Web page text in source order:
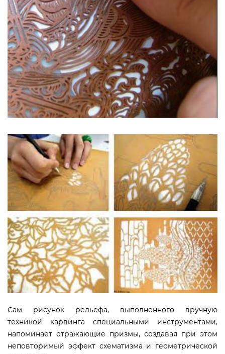
Сам рисунок рельефа, выполненного вручную
техникой карвинга специальными инструментами,
напоминает отражающие призмы, создавая при этом
неповторимый эффект схематизма и геометрической